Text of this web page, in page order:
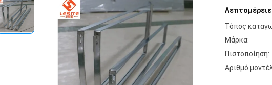
Τόπος
Μάρκα:
Πιστοποίηση:
Αριθμό